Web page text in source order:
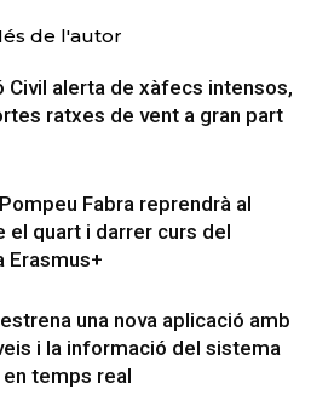
de l'autor
Civil alerta de xàfecs intensos,
ratxes de vent a gran part
Fabra reprendrà al
el quart i darrer curs del
Erasmus+
una nova aplicació amb
i la informació del sistema
temps real